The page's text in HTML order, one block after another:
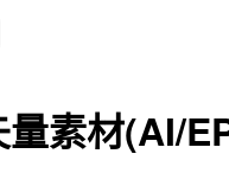
素材(AI/